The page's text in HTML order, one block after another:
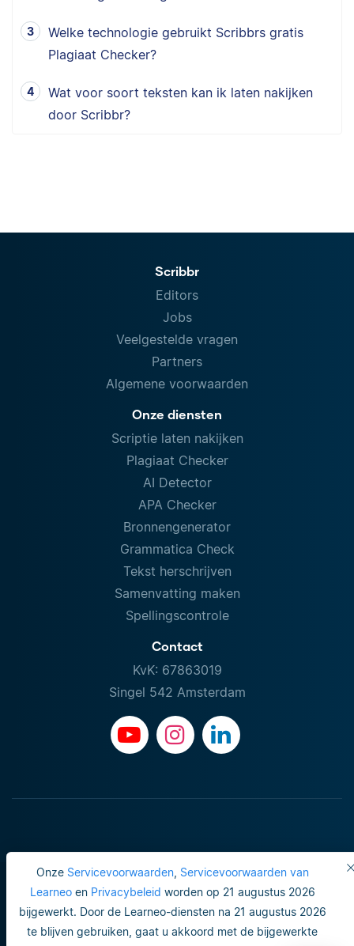
Onze Servicevoorwaarden, Servicevoorwaarden van
Learneoen Privacybeleid worden op 21 augustus 2026
bijgewerkt. Door de Learneo-diensten na 21 augustus 2026
te blijven gebruiken, gaat u akkoord met de bijgewerkte
Welke technologie gebruikt Scribbrs gratis
Plagiaat Checker?
Wat voor soort teksten kan ik laten nakijken
door Scribbr?
Scribbr
Editors
Jobs
Veelgestelde vragen
Partners
Algemene voorwaarden
Onze diensten
Scriptie laten nakijken
Plagiaat Checker
AI Detector
APA Checker
Bronnengenerator
Grammatica Check
Tekst herschrijven
Samenvatting maken
Spellingscontrole
Contact
KvK: 67863019
Singel 542 Amsterdam
Gebruiksvoorwaarden